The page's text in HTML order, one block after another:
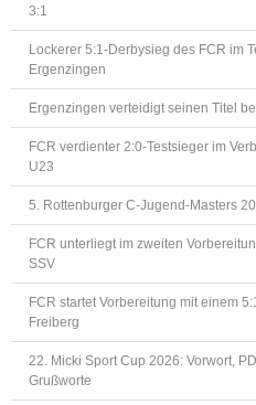
3:1
Lockerer 5:1-Derbysieg des FCR im
Ergenzingen
Ergenzingen verteidigt seinen Titel
FCR verdienter 2:0-Testsieger im
U23
5. Rottenburger C-Jugend-Masters
FCR unterliegt im zweiten
SSV
FCR startet Vorbereitung mit einem
Freiberg
22. Micki Sport Cup 2026: Vorwort,
Grußworte